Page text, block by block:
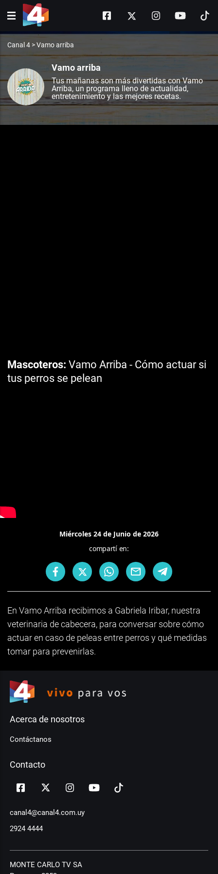
Canal 4 >Vamo arriba
Vamo arriba
Tus mañanas son más divertidas con Vamo
Arriba, un programa lleno de actualidad,
entretenimiento y las mejores recetas.
Mascoteros Vamo Arriba - Cómo actuar si
tus perros se pelean
Miércoles 24 de Junio de 2026
compartí en:
En Vamo Arriba recibimos a Gabriela Iribar, nuestra
veterinaria de cabecera, para conversar sobre cómo
actuar en caso de peleas entre perros y qué medidas
tomar para prevenirlas.
Acerca de nosotros
Contáctanos
Contacto
canal4@canal4.com.uy
2924 4444
MONTE CARLO TV SA